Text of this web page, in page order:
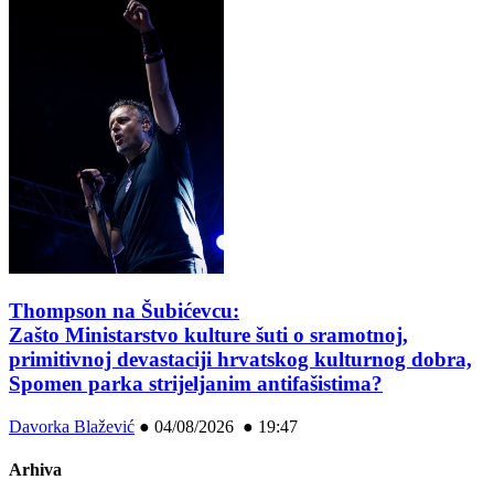
Thompson na Šubićevcu:
Zašto Ministarstvo kulture šuti o sramotnoj,
primitivnoj devastaciji hrvatskog kulturnog dobra,
Spomen parka strijeljanim antifašistima?
Davorka Blažević ● 04/08/2026 ● 19:47
Arhiva